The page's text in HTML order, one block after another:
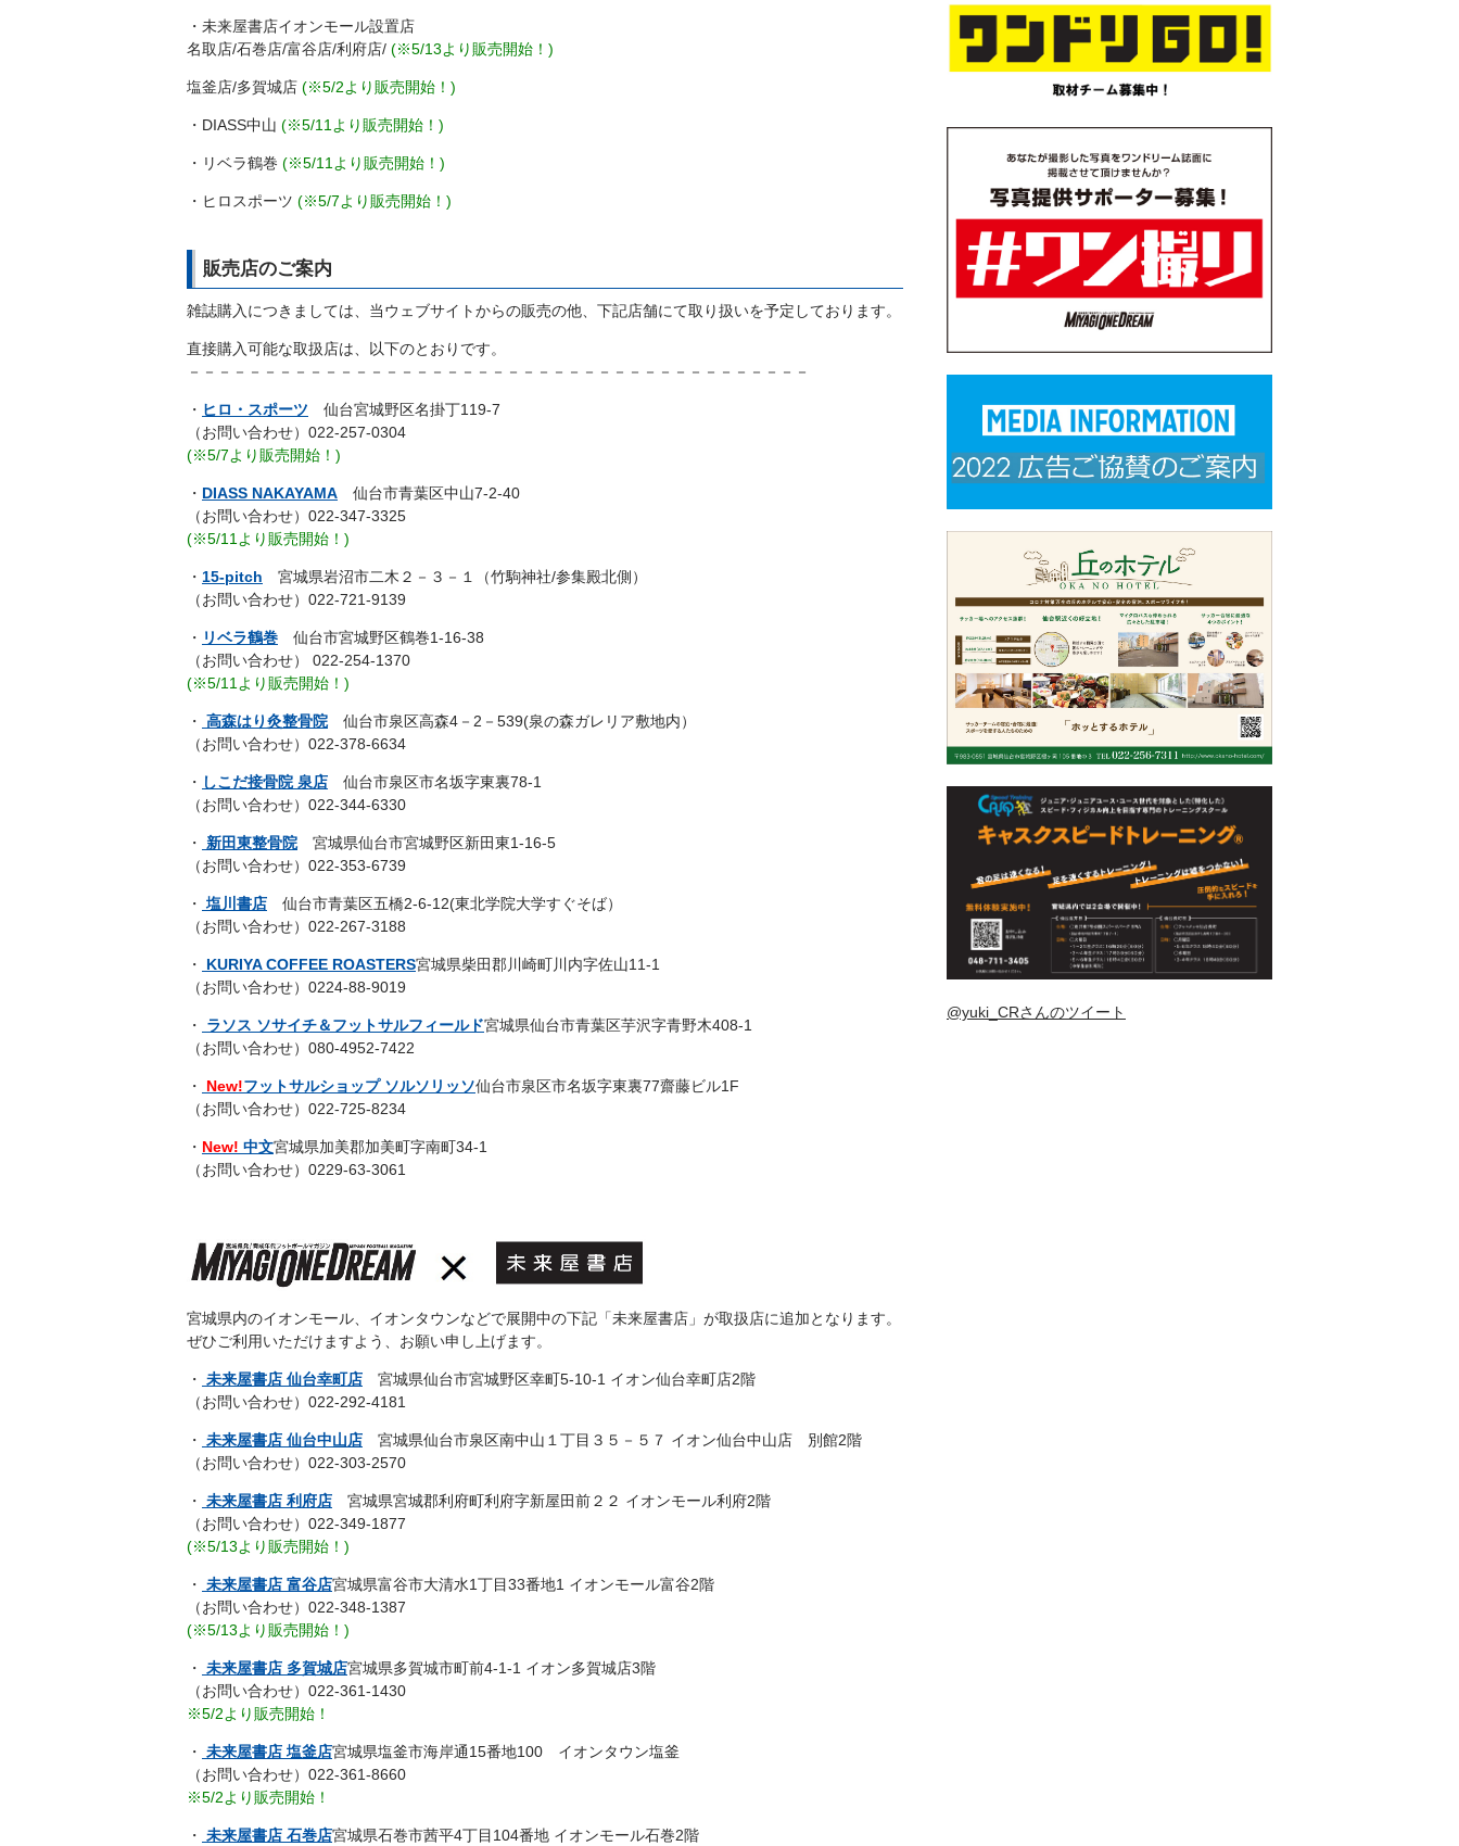
・未来屋書店イオンモール設置店
名取店/石巻店/富谷店/利府店/ (※5/13より販売開始！)
塩釜店/多賀城店 (※5/2より販売開始！)
・DIASS中山 (※5/11より販売開始！)
・リベラ鶴巻 (※5/11より販売開始！)
・ヒロスポーツ (※5/7より販売開始！)
販売店のご案内
雑誌購入につきましては、当ウェブサイトからの販売の他、 下記店舗にて取り扱いを予定しております。
直接購入可能な取扱店は、以下のとおりです。
－－－－－－－－－－－－－－－－－－－－－－－－－－－－－－－－－－－－－－－－－
・ ヒロ・スポーツ 仙台宮城野区名掛丁119-7
（お問い合わせ）022-257-0304
(※5/7より販売開始！)
・ DIASS NAKAYAMA 仙台市青葉区中山7-2-40
（お問い合わせ）022-347-3325
(※5/11より販売開始！)
・ 15-pitch 宮城県岩沼市二木２－３－１（竹駒神社/参集殿北側）
（お問い合わせ）022-721-9139
・ リベラ鶴巻 仙台市宮城野区鶴巻1-16-38
（お問い合わせ） 022-254-1370
(※5/11より販売開始！)
・ 高森はり灸整骨院仙台市泉区高森4－2－539(泉の森ガレリア敷地内）
（お問い合わせ）022-378-6634
・ しこだ接骨院 泉店 仙台市泉区市名坂字東裏78-1
（お問い合わせ）022-344-6330
・ 新田東整骨院宮城県仙台市宮城野区新田東1-16-5
（お問い合わせ）022-353-6739
・ 塩川書店 仙台市青葉区五橋2-6-12(東北学院大学すぐそば）
（お問い合わせ）022-267-3188
・ KURIYA COFFEE ROASTERS宮城県柴田郡川崎町川内字佐山11-1
（お問い合わせ）0224-88-9019
・ ラソス ソサイチ＆フットサルフィールド宮城県仙台市青葉区芋沢字青野木408-1
（お問い合わせ）080-4952-7422
・ New!フットサルショップ ソルソリッソ仙台市泉区市名坂字東裏77齋藤ビル1F
（お問い合わせ）022-725-8234
・ New! 中文宮城県加美郡加美町字南町34-1
（お問い合わせ）0229-63-3061
宮城県内のイオンモール、イオンタウンなどで展開中の下記「未来屋書店」が取扱店に追加となります。
ぜひご利用いただけますよう、お願い申し上げます。
・ 未来屋書店 仙台幸町店 宮城県仙台市宮城野区幸町5-10-1 イオン仙台幸町店2階
（お問い合わせ）022-292-4181
・ 未来屋書店 仙台中山店 宮城県仙台市泉区南中山１丁目３５－５７ イオン仙台中山店 別館2階
（お問い合わせ）022-303-2570
・ 未来屋書店 利府店 宮城県宮城郡利府町利府字新屋田前２２ イオンモール利府2階
（お問い合わせ）022-349-1877
(※5/13より販売開始！)
・ 未来屋書店 富谷店宮城県富谷市大清水1丁目33番地1 イオンモール富谷2階
（お問い合わせ）022-348-1387
(※5/13より販売開始！)
・ 未来屋書店 多賀城店宮城県多賀城市町前4-1-1 イオン多賀城店3階
（お問い合わせ）022-361-1430
※5/2より販売開始！
・ 未来屋書店 塩釜店宮城県塩釜市海岸通15番地100 イオンタウン塩釜
（お問い合わせ）022-361-8660
※5/2より販売開始！
・ 未来屋書店 石巻店宮城県石巻市茜平4丁目104番地 イオンモール石巻2階
@yuki_CRさんのツイート